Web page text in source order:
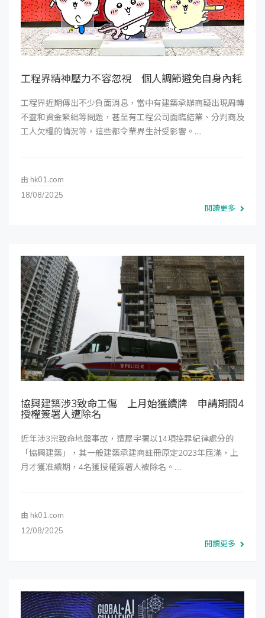
工程界精神壓力不容忽視 個人調節避免自身內耗
工程界近期傳出不少負面消息，當中有建築承辦商疑出現周轉
不靈和資金緊絀等問題，甚至有工程公司面臨結業、分判商及
工人欠糧的情況等，這些都令業界生計受影響。....
由 hk01.com
18/08/2025
閱讀更多
協興建築涉3致命工傷 上月始獲續牌 申請期間4
授權簽署人遭除名
近年涉3宗致命地盤事故，遭屋宇署以14項控罪紀律處分的
「協興建築」，其一般建築承建商註冊原定2023年屆滿，上
月才獲准續期，4名獲授權簽署人被除名。....
由 hk01.com
12/08/2025
閱讀更多